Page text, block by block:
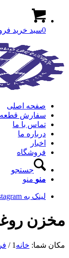
0سبد خرید
صفحه اصلی
سفارش قطعه
تماس با ما
درباره ما
اخبار
فروشگاه
جستجو
منو منو
لینک به Instagram
مخزن
مکان شما: خانه 1
/